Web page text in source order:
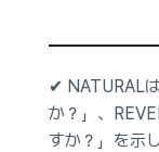
✔ NATURALは
か？」 、
すか？」 を示